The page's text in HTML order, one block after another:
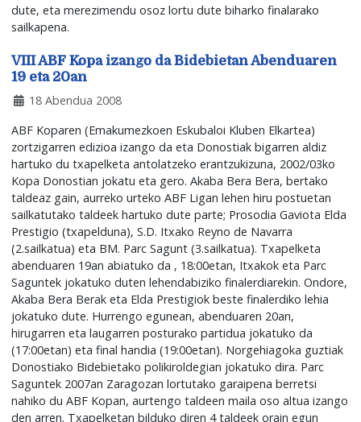
dute, eta merezimendu osoz lortu dute biharko finalarako
sailkapena.
VIII ABF Kopa izango da Bidebietan Abenduaren
19 eta 20an
18 Abendua 2008
ABF Koparen (Emakumezkoen Eskubaloi Kluben Elkartea)
zortzigarren edizioa izango da eta Donostiak bigarren aldiz
hartuko du txapelketa antolatzeko erantzukizuna, 2002/03ko
Kopa Donostian jokatu eta gero. Akaba Bera Bera, bertako
taldeaz gain, aurreko urteko ABF Ligan lehen hiru postuetan
sailkatutako taldeek hartuko dute parte; Prosodia Gaviota Elda
Prestigio (txapelduna), S.D. Itxako Reyno de Navarra
(2.sailkatua) eta BM. Parc Sagunt (3.sailkatua). Txapelketa
abenduaren 19an abiatuko da , 18:00etan, Itxakok eta Parc
Saguntek jokatuko duten lehendabiziko finalerdiarekin. Ondore,
Akaba Bera Berak eta Elda Prestigiok beste finalerdiko lehia
jokatuko dute. Hurrengo egunean, abenduaren 20an,
hirugarren eta laugarren posturako partidua jokatuko da
(17:00etan) eta final handia (19:00etan). Norgehiagoka guztiak
Donostiako Bidebietako polikiroldegian jokatuko dira. Parc
Saguntek 2007an Zaragozan lortutako garaipena berretsi
nahiko du ABF Kopan, aurtengo taldeen maila oso altua izango
den arren. Txapelketan bilduko diren 4 taldeek orain egun